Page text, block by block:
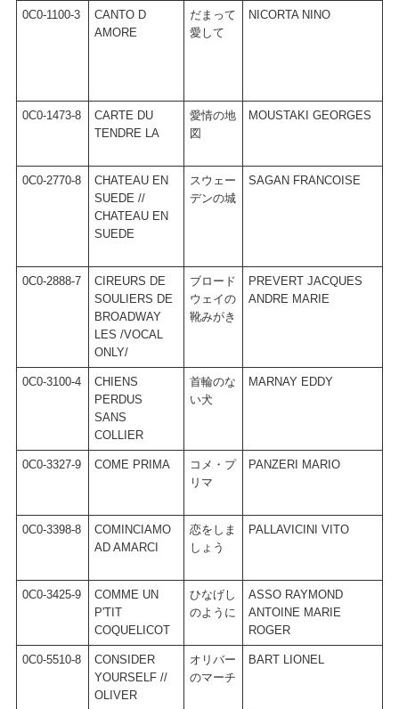
0C0-1100-3
CANTO D
AMORE
だまって
愛して
NICORTA NINO
0C0-1473-8
CARTE DU
TENDRE LA
愛情の地
図
MOUSTAKI GEORGES
0C0-2770-8
CHATEAU EN
SUEDE //
CHATEAU EN
SUEDE
スウェー
デンの城
SAGAN FRANCOISE
0C0-2888-7
CIREURS DE
SOULIERS DE
BROADWAY
LES /VOCAL
ONLY/
ブロード
ウェイの
靴みがき
PREVERT JACQUES
ANDRE MARIE
0C0-3100-4
CHIENS
PERDUS
SANS
COLLIER
首輪のな
い犬
MARNAY EDDY
0C0-3327-9 COME PRIMA
コメ・プ
リマ
PANZERI MARIO
0C0-3398-8
COMINCIAMO
AD AMARCI
恋をしま
しょう
PALLAVICINI VITO
0C0-3425-9
COMME UN
P'TIT
COQUELICOT
ひなげし
のように
ASSO RAYMOND
ANTOINE MARIE
ROGER
0C0-5510-8
CONSIDER
YOURSELF //
OLIVER
オリバー
のマーチ
BART LIONEL